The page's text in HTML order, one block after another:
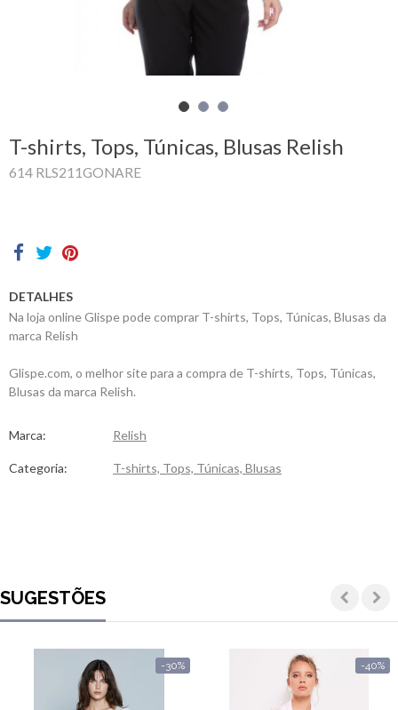
Outlet
Facebook
Sobre
T-shirts, Tops, Túnicas, Blusas Relish
614 RLS211GONARE
DETALHES
Na loja online Glispe pode comprar T-shirts, Tops, Túnicas, Blusas da
marca Relish
Glispe.com, o melhor site para a compra de T-shirts, Tops, Túnicas,
Blusas da marca Relish.
Marca: Relish
Categoria: T-shirts, Tops, Túnicas, Blusas
SUGESTÕES
-30% -40%